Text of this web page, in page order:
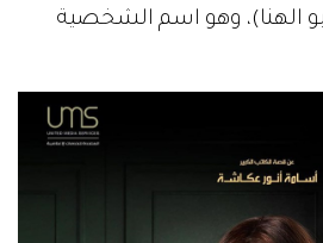
الهنا)، وهو اسم الشخصية